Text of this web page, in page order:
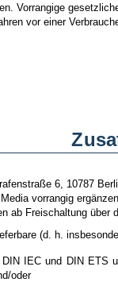
Vorrangige
vor einer
6, 10787
vorrangig
ab Freischaltung
(d. h.
IEC und DIN ETS
oder